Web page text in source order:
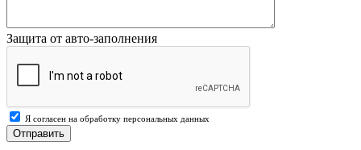
Защита от авто-заполнения
Я согласен на обработку персональных данных
Отправить